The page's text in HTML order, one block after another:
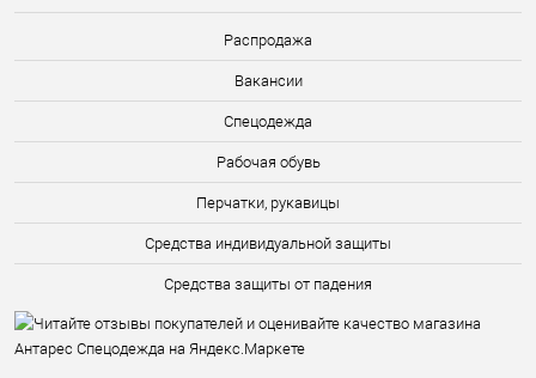
Распродажа
Вакансии
Спецодежда
Рабочая обувь
Перчатки, рукавицы
Средства индивидуальной защиты
Средства защиты от падения